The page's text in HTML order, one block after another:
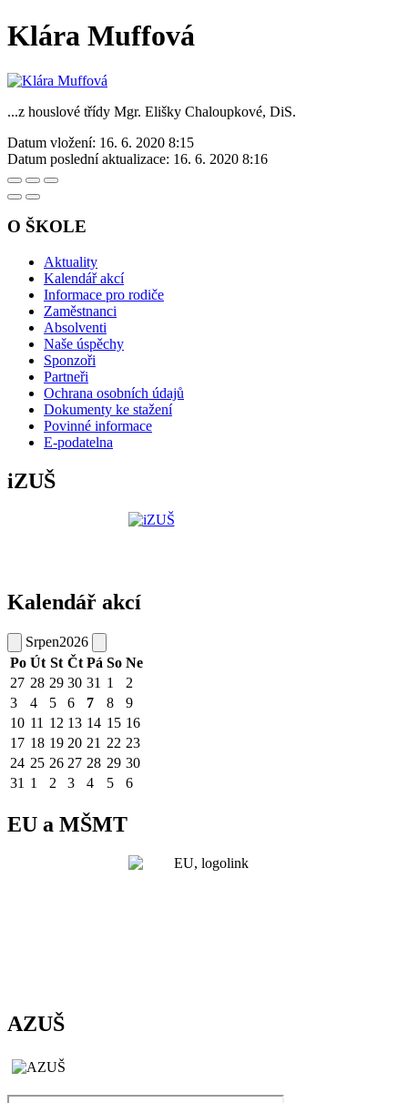
Klára Muffová
...z houslové třídy Mgr. Elišky Chaloupkové, DiS.
Datum vložení: 16. 6. 2020 8:15
Datum poslední aktualizace: 16. 6. 2020 8:16
O ŠKOLE
Aktuality
Kalendář akcí
Informace pro rodiče
Zaměstnanci
Absolventi
Naše úspěchy
Sponzoři
Partneři
Ochrana osobních údajů
Dokumenty ke stažení
Povinné informace
E-podatelna
iZUŠ
Kalendář akcí
Srpen2026
Po Út St Čt Pá So Ne
27 28 29 30 31 1
2
3
4 5 6 7 8
9
10 11 12 13 14 15 16
17 18 19 20 21 22 23
24 25 26 27 28 29 30
31 1 2 3 4 5 6
EU a MŠMT
AZUŠ